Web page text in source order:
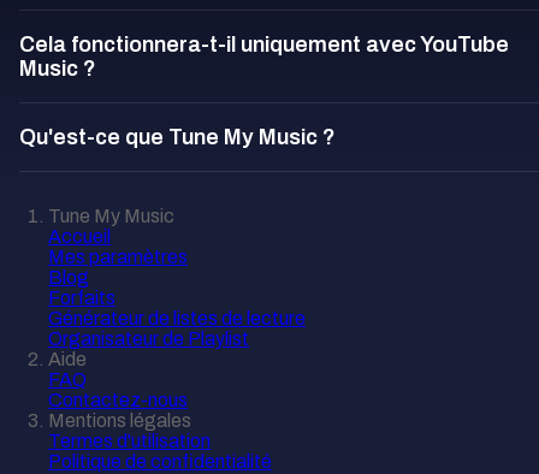
Cela fonctionnera-t-il uniquement avec YouTube
Music ?
Qu'est-ce que Tune My Music ?
Tune My Music
Accueil
Mes paramètres
Blog
Forfaits
Générateur de listes de lecture
Organisateur de Playlist
Aide
FAQ
Contactez-nous
Mentions légales
Termes d'utilisation
Politique de confidentialité